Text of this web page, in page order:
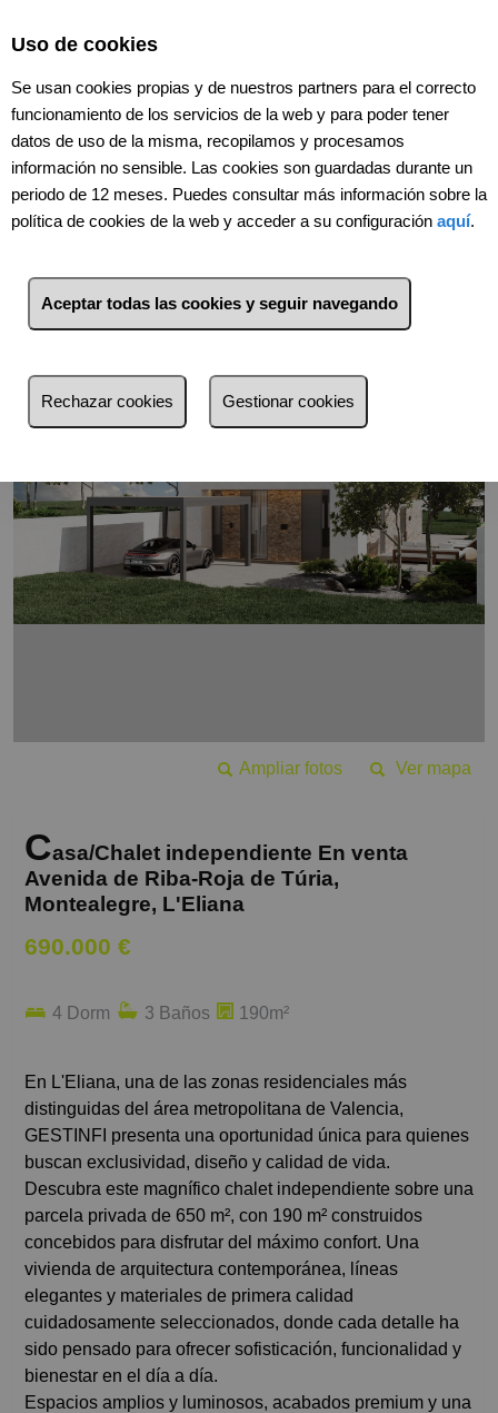
Volver
Ver mapa
Ampliar fotos
Casa/Chalet independiente En venta
Avenida de Riba-Roja de Túria,
Montealegre, L'Eliana
690.000 €
4 Dorm 3 Baños 190m²
En L'Eliana, una de las zonas residenciales más
distinguidas del área metropolitana de Valencia,
GESTINFI presenta una oportunidad única para quienes
buscan exclusividad, diseño y calidad de vida.
Descubra este magnífico chalet independiente sobre una
parcela privada de 650 m², con 190 m² construidos
concebidos para disfrutar del máximo confort. Una
vivienda de arquitectura contemporánea, líneas
elegantes y materiales de primera calidad
cuidadosamente seleccionados, donde cada detalle ha
sido pensado para ofrecer sofisticación, funcionalidad y
bienestar en el día a día.
Espacios amplios y luminosos, acabados premium y una
Uso de cookies
Se usan cookies propias y de nuestros partners para el correcto
funcionamiento de los servicios de la web y para poder tener
datos de uso de la misma, recopilamos y procesamos
información no sensible. Las cookies son guardadas durante un
periodo de 12 meses. Puedes consultar más información sobre la
política de cookies de la web y acceder a su configuración aquí.
Aceptar todas las cookies y seguir navegando
Rechazar cookies Gestionar cookies